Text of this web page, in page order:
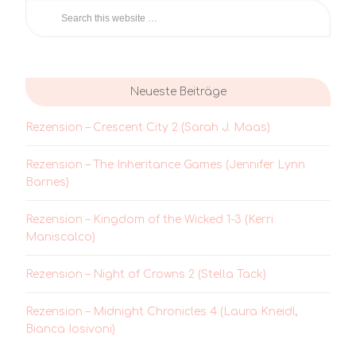
Neueste Beiträge
Rezension – Crescent City 2 (Sarah J. Maas)
Rezension – The Inheritance Games (Jennifer Lynn
Barnes)
Rezension – Kingdom of the Wicked 1-3 (Kerri
Maniscalco)
Rezension – Night of Crowns 2 (Stella Tack)
Rezension – Midnight Chronicles 4 (Laura Kneidl,
Bianca Iosivoni)